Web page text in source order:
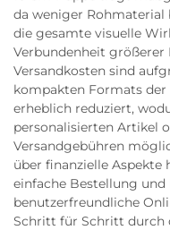
da weniger
die gesamte visuelle
Verbundenheit
Versandkosten sind
kompakten Formats
erheblich reduziert,
personalisierten Artikel
Versandgebühren
über finanzielle Aspekte
einfache Bestellung
benutzerfreundliche
Schritt für Schritt durch